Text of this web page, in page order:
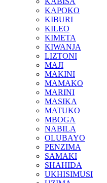
KAPOKO
KIBURI
KILEO
KIMETA
KIWANJA
LIZTONI
MAJI
MAKINI
MAMAKO
MARINI
MASIKA
MATUKO
MBOGA
NABILA
OLUBAYO
PENZIMA
SAMAKI
SHAHIDA
UKHISIMUSI